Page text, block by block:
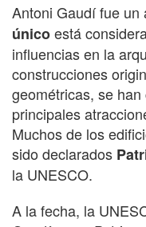
Antoni Gaudí fue un
únicoestá
influencias en la
construcciones
geométricas, se
principales
Muchos de los
sido declarados
la UNESCO.
A la fecha, la